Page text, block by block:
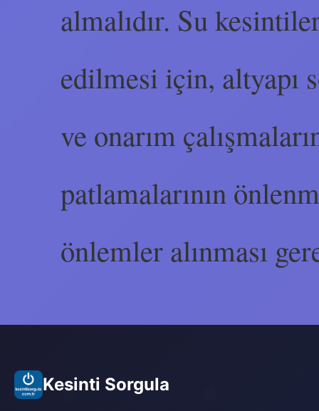
almalıdır. Su
edilmesi için, altyapı
ve onarım
patlamalarının
önlemler alınması
Kesinti Sorgula